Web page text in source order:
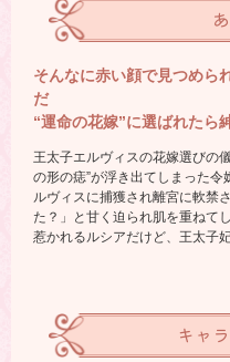
そんなに赤い顔で見つめら
だ
“運命の花嫁”に選ばれたら
王太子エルヴィスの花嫁選びの
の形の痣”が浮き出てしまった
ルヴィスに捕獲され離宮に軟禁
た？」と甘く迫られ肌を重ねて
惹かれるルシアだけど、王太
キャ